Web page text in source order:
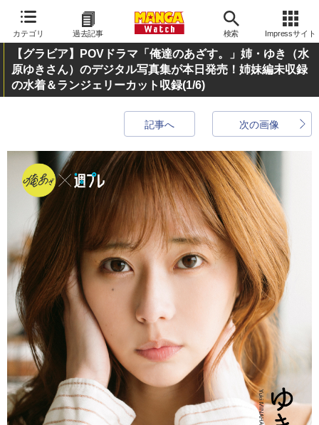
カテゴリ 過去記事 検索 Impressサイト
【グラビア】POVドラマ「俺達のあざす。」姉・ゆき（水
原ゆきさん）のデジタル写真集が本日発売！姉妹編未収録
の水着＆ランジェリーカット収録(1/6)
次の画像
記事へ